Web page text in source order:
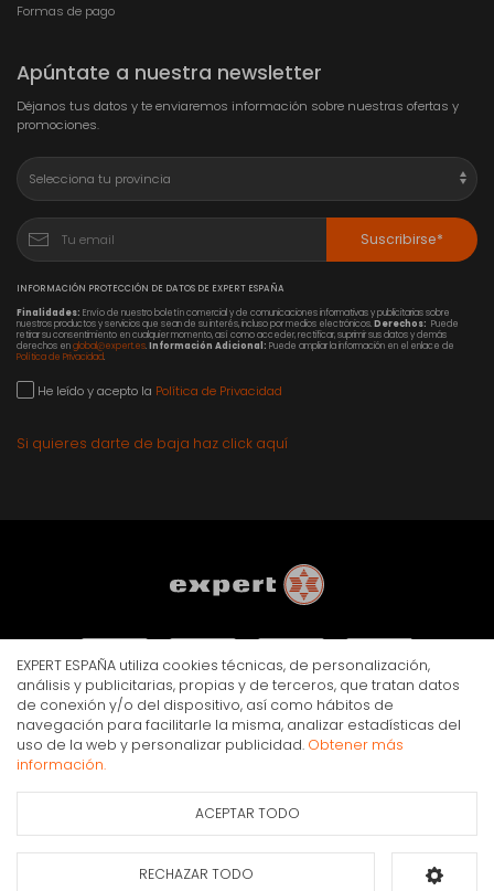
Formas de pago
Apúntate a nuestra newsletter
Déjanos tus datos y te enviaremos información sobre nuestras ofertas y
promociones.
Suscribirse*
INFORMACIÓN PROTECCIÓN DE DATOS DE EXPERT ESPAÑA
Finalidades: Envío de nuestro boletín comercial y de comunicaciones informativas y publicitarias sobre
nuestros productos y servicios que sean de su interés, incluso por medios electrónicos.Derechos: Puede
retirar su consentimiento en cualquier momento, así como acceder, rectificar, suprimir sus datos y demás
derechos englobal@expert.es.Información Adicional: Puede ampliar la información en el enlace de
Política de Privacidad.
He leído y acepto la Política de Privacidad
Si quieres darte de baja haz click aquí
AVISO LEGAL POLÍTICA DE PRIVACIDAD COOKIES
© Copyright Expert 2026. Todos los derechos reservados.
EXPERT ESPAÑA utiliza cookies técnicas, de personalización,
análisis y publicitarias, propias y de terceros, que tratan datos
de conexión y/o del dispositivo, así como hábitos de
navegación para facilitarle la misma, analizar estadísticas del
uso de la web y personalizar publicidad. Obtener más
información.
ACEPTAR TODO
RECHAZAR TODO